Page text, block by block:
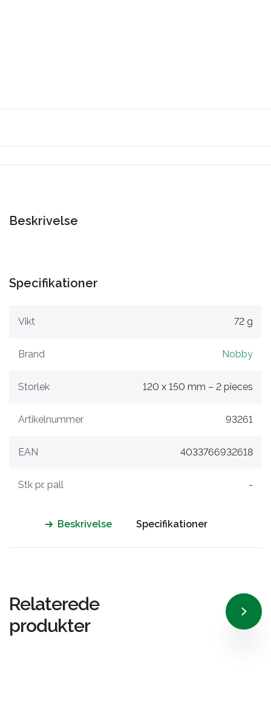
Beskrivelse
Specifikationer
Vikt 72 g
Brand Nobby
Storlek 120 x 150 mm – 2 pieces
Artikelnummer 93261
EAN 4033766932618
Stk pr. pall -
Beskrivelse Specifikationer
Relaterede
produkter